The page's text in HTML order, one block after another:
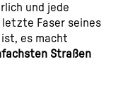
und jede
Faser seines
ist, es macht
Straßen